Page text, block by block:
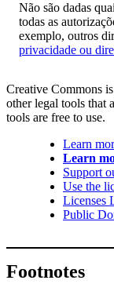
Não são dadas
todas as
exemplo, outros
privacidade ou
Creative Commons
other legal tools that
tools are free to use.
Learn
Learn
Support
Use the
Licenses
Public
Footnotes